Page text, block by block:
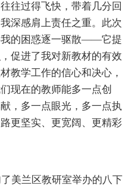
往过得飞快，带着几分回
深感肩上责任之重。此次
我的困惑逐一驱散——它提
促进了我对新教材的有效
教学工作的信心和决心，
现在的教师能多一点创
，多一点眼光，多一点执
更坚实、更宽阔、更精彩
美兰区教研室举办的八下